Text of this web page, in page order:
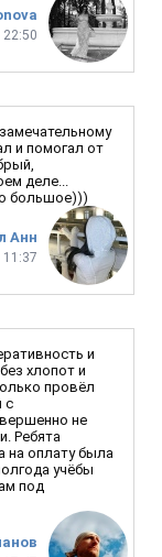
22:50
Анн
11:37
и помогал от
деле...
большое)))
и
хлопот и
провёл
с
не
Ребята
на оплату была
учёбы
под